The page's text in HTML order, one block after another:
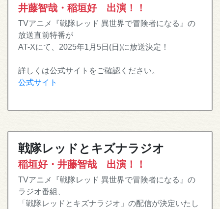
井藤智哉・稲垣好 出演！！
TVアニメ『戦隊レッド 異世界で冒険者になる』の
放送直前特番が
AT-Xにて、2025年1月5日(日)に放送決定！
詳しくは公式サイトをご確認ください。
公式サイト
戦隊レッドとキズナラジオ
稲垣好・井藤智哉 出演！！
TVアニメ『戦隊レッド 異世界で冒険者になる』の
ラジオ番組、
「戦隊レッドとキズナラジオ」の配信が決定いたし